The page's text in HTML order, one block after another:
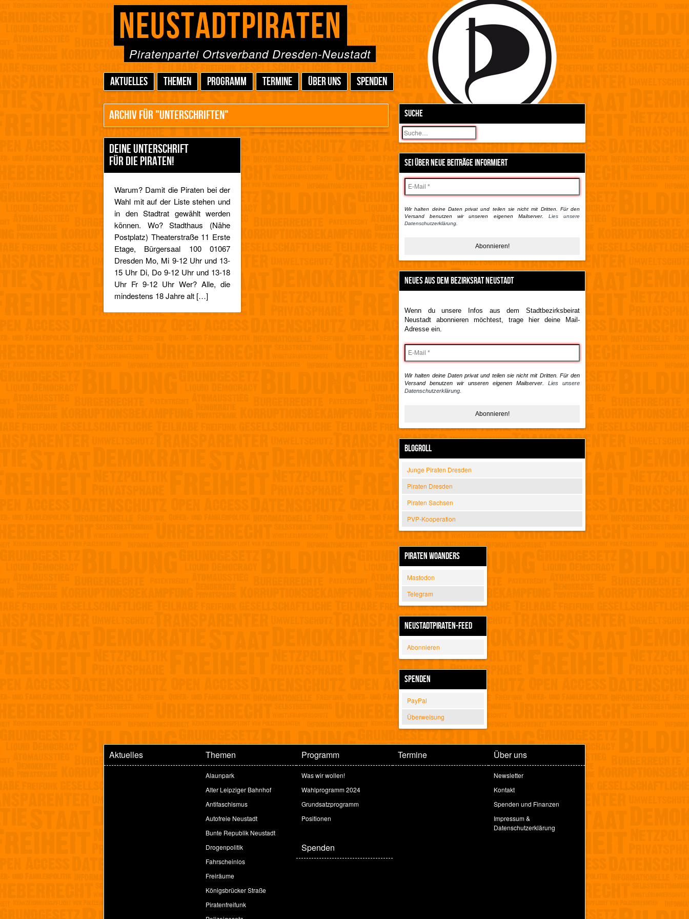
NEUSTADTPIRATEN
Piratenpartei Ortsverband Dresden-Neustadt
AKTUELLES THEMEN PROGRAMM TERMINE ÜBER UNS SPENDEN
SUCHE
Suchen
SEI ÜBER NEUE BEITRÄGE INFORMIERT
Wir halten deine Daten privat und teilen sie nicht mit Dritten. Für den
Versand benutzen wir unseren eigenen Mailserver. Lies unsere
Datenschutzerklärung.
NEUES AUS DEM BEZIRKSRAT NEUSTADT
Wenn du unsere Infos aus dem Stadtbezirksbeirat
Neustadt abonnieren möchtest, trage hier deine Mail-
Adresse ein.
Wir halten deine Daten privat und teilen sie nicht mit Dritten. Für den
Versand benutzen wir unseren eigenen Mailserver. Lies unsere
Datenschutzerklärung.
BLOGROLL
Junge Piraten Dresden
Piraten Dresden
Piraten Sachsen
PVP-Kooperation
PIRATEN WOANDERS
Mastodon
Telegram
NEUSTADTPIRATEN-FEED
Abonnieren
SPENDEN
PayPal
Überweisung
ARCHIV FÜR "UNTERSCHRIFTEN"
DEINE UNTERSCHRIFT
FÜR DIE PIRATEN!
Warum? Damit die Piraten bei der
Wahl mit auf der Liste stehen und
in den Stadtrat gewählt werden
können. Wo? Stadthaus (Nähe
Postplatz) Theaterstraße 11 Erste
Etage, Bürgersaal 100 01067
Dresden Mo, Mi 9-12 Uhr und 13-
15 Uhr Di, Do 9-12 Uhr und 13-18
Uhr Fr 9-12 Uhr Wer? Alle, die
mindestens 18 Jahre alt […]
Aktuelles Themen
Alaunpark
Alter Leipziger Bahnhof
Antifaschismus
Autofreie Neustadt
Bunte Republik Neustadt
Drogenpolitik
Fahrscheinlos
Freiräume
Königsbrücker Straße
Piratenfreifunk
Programm
Was wir wollen!
Wahlprogramm 2024
Grundsatzprogramm
Positionen
Termine Über uns
Newsletter
Kontakt
Spenden und Finanzen
Impressum &
Datenschutzerklärung
Spenden